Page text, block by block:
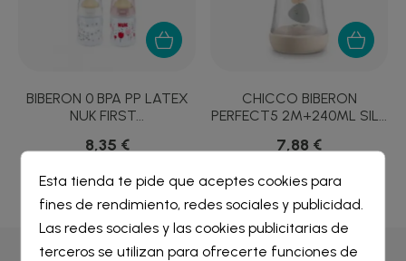
BIBERON 0 BPA PP LATEX
NUK FIRST...
8,35 €
CHICCO BIBERON
PERFECT5 2M+240ML SIL...
7,88 €
Crear lista de deseos
Iniciar sesión
Esta tienda te pide que aceptes cookies para
fines de rendimiento, redes sociales y publicidad.
Las redes sociales y las cookies publicitarias de
terceros se utilizan para ofrecerte funciones de